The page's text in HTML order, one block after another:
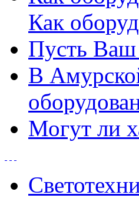
Как
Пусть
В
Могут ли